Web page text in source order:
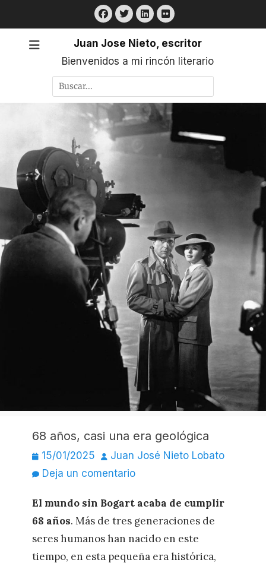
al
contenido
Facebook
Twitter
LinkedIn
Flickr
Juan Jose Nieto, escritor
Bienvenidos a mi rincón literario
Buscar
por:
68 años, casi una era geológica
Publicado
el
15/01/2025 Autor
Juan José Nieto Lobato
Deja un comentario
El mundo sin Bogart acaba de cumplir
68 años. Más de tres generaciones de
seres humanos han nacido en este
tiempo, en esta pequeña era histórica,